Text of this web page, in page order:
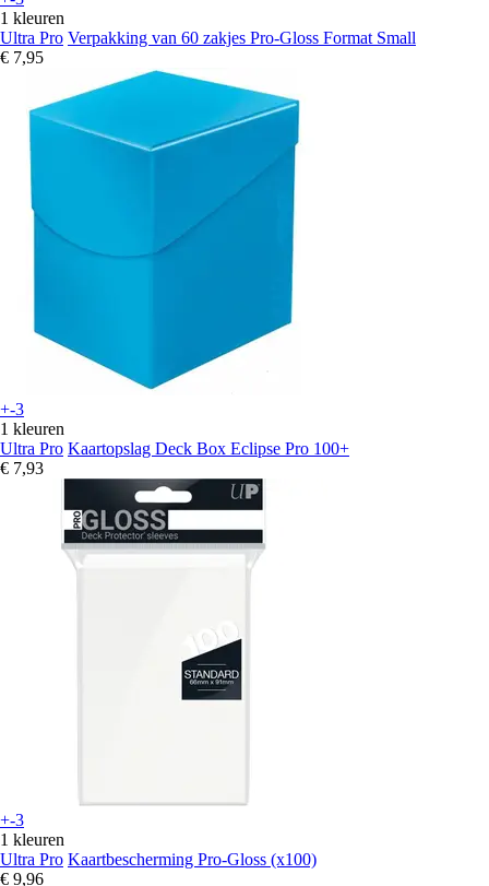
1 kleuren
Ultra Pro Verpakking van 60 zakjes Pro-Gloss Format Small
€ 7,95
+-3
1 kleuren
Ultra Pro Kaartopslag Deck Box Eclipse Pro 100+
€ 7,93
+-3
1 kleuren
Ultra Pro Kaartbescherming Pro-Gloss (x100)
€ 9,96